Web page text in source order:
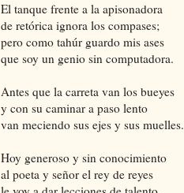
El tanque frente a la apisonadora
de retórica ignora los compases;
pero como tahúr guardo mis ases
que soy un genio sin computadora.
Antes que la carreta van los bueyes
y con su caminar a paso lento
van meciendo sus ejes y sus muelles.
Hoy generoso y sin conocimiento
al poeta y señor el rey de reyes